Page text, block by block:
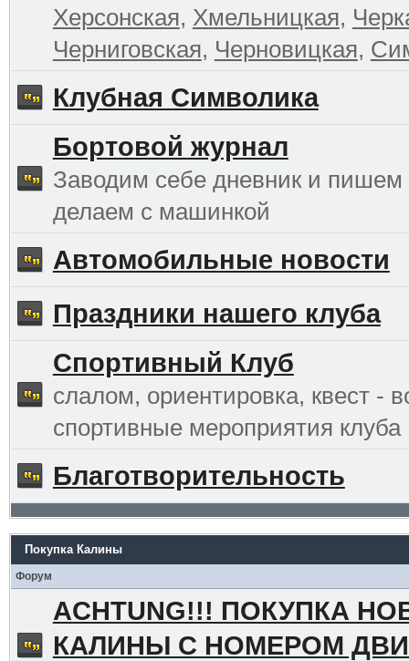
Херсонская, Хмельницкая,
Черниговская, Черновицкая,
Клубная Символика
Бортовой журнал
Заводим себе дневник и пишем
делаем с машинкой
Автомобильные новости
Праздники нашего клуба
Спортивный Клуб
слалом, ориентировка, квест -
спортивные мероприятия клуба
Благотворительность
Покупка Калины
Форум
ACHTUNG!!! ПОКУПКА
КАЛИНЫ С НОМЕРОМ